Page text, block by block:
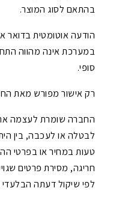
בהתאם לסוג המוצר.
הודעה אוטומטית בדואר
במערכת אינה מהווה
סופי.
רק אישור מפורש מאת
החברה שומרת לעצמה
לבטלה או לעכבה, בין
טעות במחיר או בפרטי
חריגה, מסירת פרטים
לפי שיקול דעתה הבלעדי